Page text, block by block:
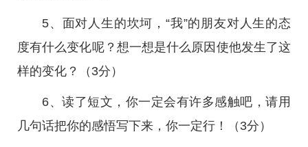
5、面对人生的坎坷，“我”的朋友对人生的态
度有什么变化呢？想一想是什么原因使他发生了这
样的变化？（3分）
6、读了短文，你一定会有许多感触吧，请用
几句话把你的感悟写下来，你一定行！（3分）